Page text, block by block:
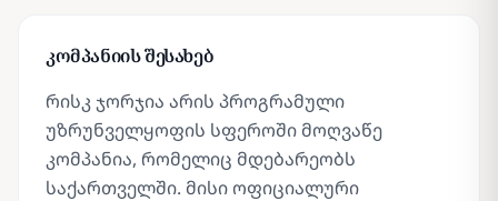
კომპანიის შესახებ
რისკ ჯორჯია არის პროგრამული
უზრუნველყოფის სფეროში მოღვაწე
კომპანია, რომელიც მდებარეობს
საქართველში. მისი ოფიციალური